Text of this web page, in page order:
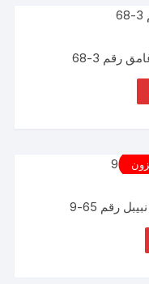
رقم 3-68
رقم 65-9